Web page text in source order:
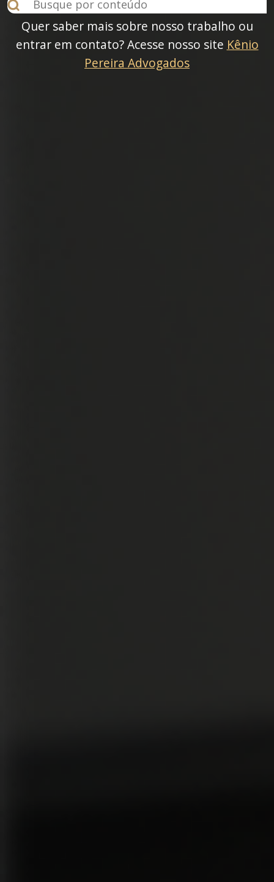
Quer saber mais sobre nosso trabalho ou
entrar em contato? Acesse nosso site Kênio
Pereira Advogados